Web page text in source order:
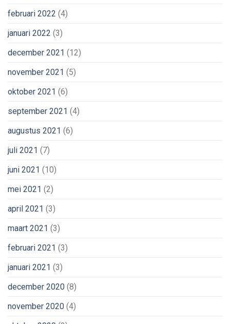
februari 2022 (4)
januari 2022 (3)
december 2021 (12)
november 2021 (5)
oktober 2021 (6)
september 2021 (4)
augustus 2021 (6)
juli 2021 (7)
juni 2021 (10)
mei 2021 (2)
april 2021 (3)
maart 2021 (3)
februari 2021 (3)
januari 2021 (3)
december 2020 (8)
november 2020 (4)